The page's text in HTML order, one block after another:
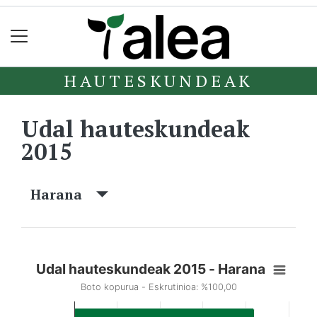
HAUTESKUNDEAK
Udal hauteskundeak
2015
Harana
Udal hauteskundeak 2015 - Harana
Boto kopurua - Eskrutinioa: %100,00